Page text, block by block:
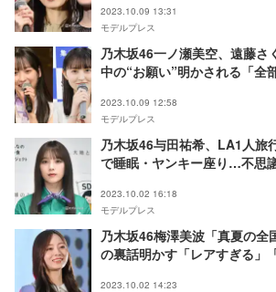
2023.10.09 13:31
モデルプレス
乃木坂46一ノ瀬美空、遠藤さ
中の“お願い”明かされる「全
2023.10.09 12:58
モデルプレス
乃木坂46与田祐希、LA1人旅
で睡眠・ヤンキー座り…不思
2023.10.02 16:18
モデルプレス
乃木坂46梅澤美波「真夏の全
の裏話明かす「レアすぎる」
2023.10.02 14:23